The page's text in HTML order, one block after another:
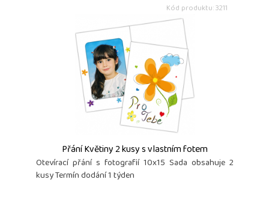
Kód produktu: 3211
Přání Květiny 2 kusy s vlastním fotem
Otevírací přání s fotografií 10x15 Sada obsahuje 2
kusy Termín dodání 1 týden